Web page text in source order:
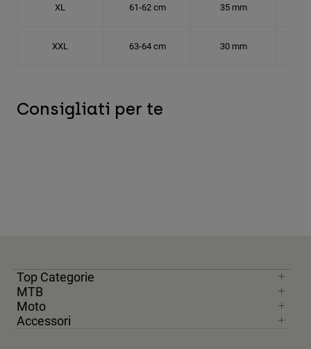
XL 61-62 cm 35 mm
XXL 63-64 cm 30 mm
Consigliati per te
Top Categorie
MTB
Moto
Accessori